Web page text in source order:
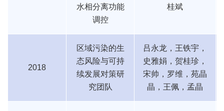
水相分离功能
调控
桂斌
2018
区域污染的生
态风险与可持
续发展对策研
究团队
吕永龙，王铁宇，
史雅娟，贺桂珍，
宋帅，罗维，苑晶
晶，王佩，孟晶